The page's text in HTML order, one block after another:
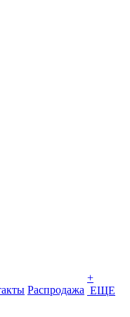
Распродажа
+
ЕЩЕ